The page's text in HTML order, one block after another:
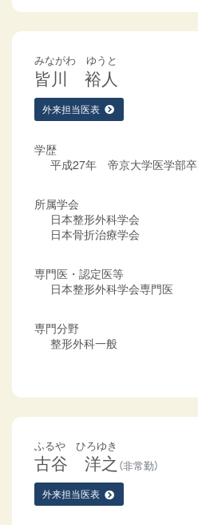
みながわ ゆうと
皆川 裕人
外来担当医表
学歴
平成27年 帝京大学医学部卒
所属学会
日本整形外科学会
日本骨折治療学会
専門医・認定医等
日本整形外科学会専門医
専門分野
整形外科一般
ふるや ひろゆき
古谷 洋之 （非常勤）
外来担当医表